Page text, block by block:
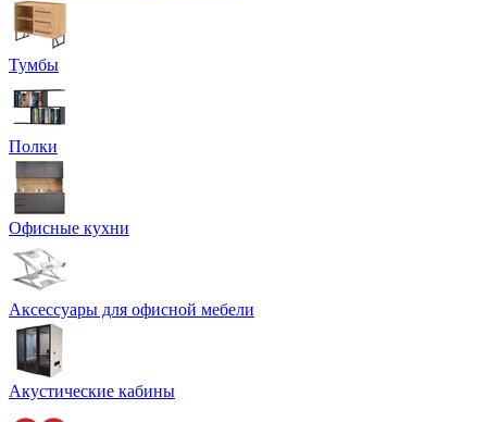
Тумбы
Полки
Офисные кухни
Аксессуары для офисной мебели
Акустические кабины